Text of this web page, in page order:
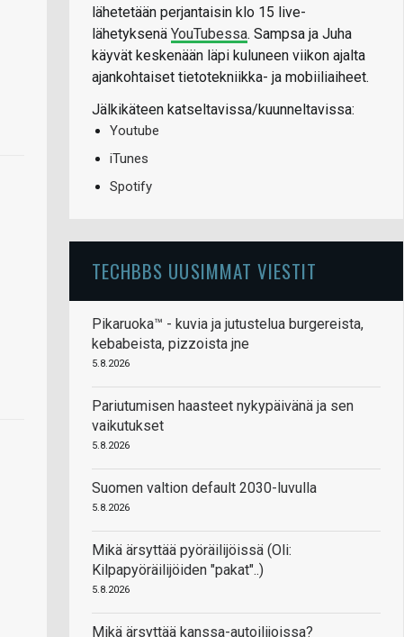
lähetetään perjantaisin klo 15 live-
lähetyksenä YouTubessa. Sampsa ja Juha
käyvät keskenään läpi kuluneen viikon ajalta
ajankohtaiset tietotekniikka- ja mobiiliaiheet.
Jälkikäteen katseltavissa/kuunneltavissa:
Youtube
iTunes
Spotify
TECHBBS UUSIMMAT VIESTIT
Pikaruoka™ - kuvia ja jutustelua burgereista,
kebabeista, pizzoista jne
5.8.2026
Pariutumisen haasteet nykypäivänä ja sen
vaikutukset
5.8.2026
Suomen valtion default 2030-luvulla
5.8.2026
Mikä ärsyttää pyöräilijöissä (Oli:
Kilpapyöräilijöiden "pakat"..)
5.8.2026
Mikä ärsyttää kanssa-autoilijoissa?